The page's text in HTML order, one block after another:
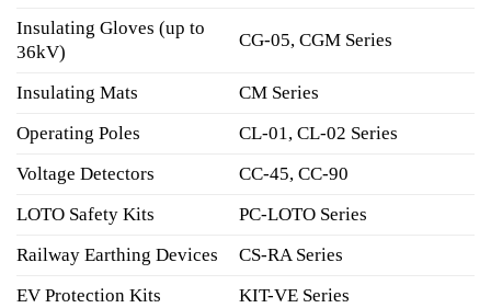
Insulating Gloves (up to
36kV)
CG-05, CGM Series
Insulating Mats
CM Series
Operating Poles
CL-01, CL-02 Series
Voltage Detectors
CC-45, CC-90
LOTO Safety Kits
PC-LOTO Series
Railway Earthing Devices
CS-RA Series
EV Protection Kits
KIT-VE Series